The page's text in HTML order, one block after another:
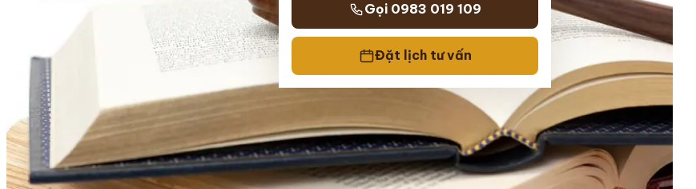
Gọi 0983 019 109
Đặt lịch tư vấn